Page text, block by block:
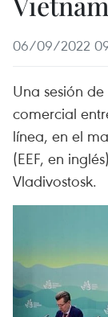
06/09/2022
Una sesión
comercial
línea, en el
(EEF, en
Vladivostosk.